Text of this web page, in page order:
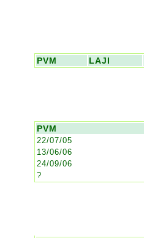
PVM LAJI
PVM
22/07/05
13/06/06
24/09/06
?